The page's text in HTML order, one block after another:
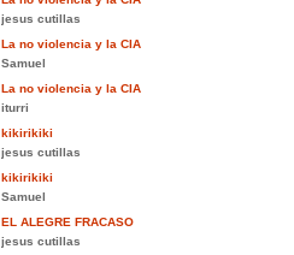
jesus cutillas
La no violencia y la CIA
Samuel
La no violencia y la CIA
iturri
kikirikiki
jesus cutillas
kikirikiki
Samuel
EL ALEGRE FRACASO
jesus cutillas